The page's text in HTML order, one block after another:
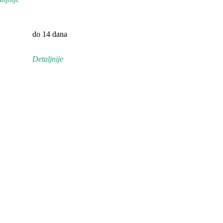
do 14 dana
Detaljnije